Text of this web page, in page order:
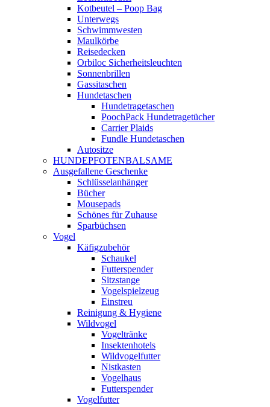
Kotbeutel – Poop Bag
Unterwegs
Schwimmwesten
Maulkörbe
Reisedecken
Orbiloc Sicherheitsleuchten
Sonnenbrillen
Gassitaschen
Hundetaschen
Hundetragetaschen
PoochPack Hundetragetücher
Carrier Plaids
Fundle Hundetaschen
Autositze
HUNDEPFOTENBALSAME
Ausgefallene Geschenke
Schlüsselanhänger
Bücher
Mousepads
Schönes für Zuhause
Sparbüchsen
Vogel
Käfigzubehör
Schaukel
Futterspender
Sitzstange
Vogelspielzeug
Einstreu
Reinigung & Hygiene
Wildvogel
Vogeltränke
Insektenhotels
Wildvogelfutter
Nistkasten
Vogelhaus
Futterspender
Vogelfutter